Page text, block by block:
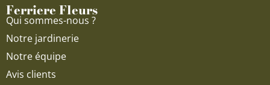
Ferriere Fleurs
Qui sommes-nous ?
Notre jardinerie
Notre équipe
Avis clients